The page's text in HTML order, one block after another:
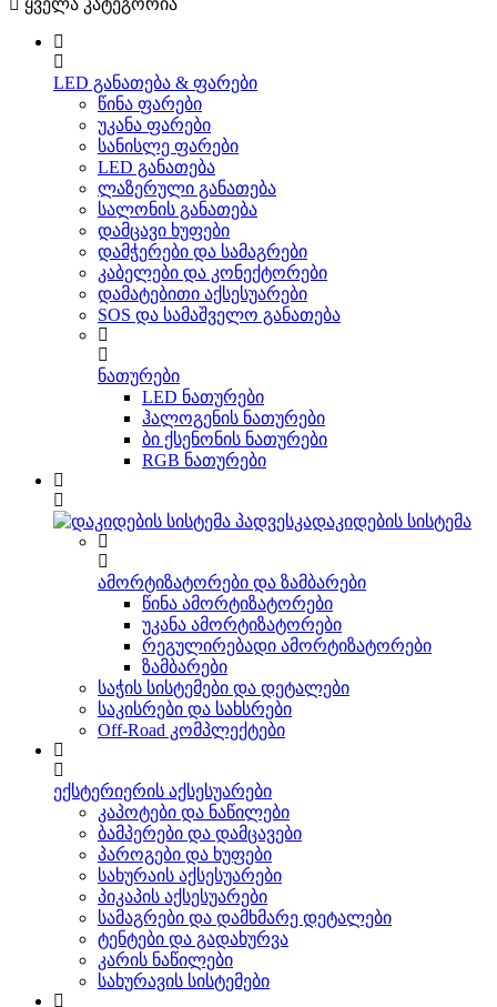
ყველა კატეგორია
LED განათება & ფარები
წინა ფარები
უკანა ფარები
სანისლე ფარები
LED განათება
ლაზერული განათება
სალონის განათება
დამცავი ხუფები
დამჭერები და სამაგრები
კაბელები და კონექტორები
დამატებითი აქსესუარები
SOS და სამაშველო განათება
ნათურები
LED ნათურები
ჰალოგენის ნათურები
ბი ქსენონის ნათურები
RGB ნათურები
დაკიდების სისტემა
ამორტიზატორები და ზამბარები
წინა ამორტიზატორები
უკანა ამორტიზატორები
რეგულირებადი ამორტიზატორები
ზამბარები
საჭის სისტემები და დეტალები
საკისრები და სახსრები
Off-Road კომპლექტები
ექსტერიერის აქსესუარები
კაპოტები და ნაწილები
ბამპერები და დამცავები
პაროგები და ხუფები
სახურაის აქსესუარები
პიკაპის აქსესუარები
სამაგრები და დამხმარე დეტალები
ტენტები და გადახურვა
კარის ნაწილები
სახურავის სისტემები